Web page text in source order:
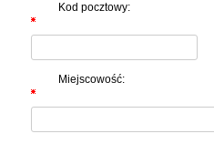
Kod pocztowy:
Miejscowość: